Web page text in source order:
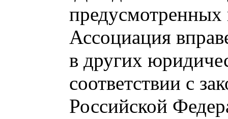
Ассоциация
в других
соответствии с
Российской